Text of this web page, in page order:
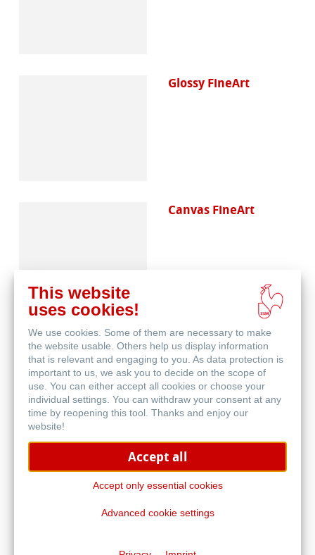
Glossy FineArt
Canvas FineArt
Schutz & Archivierung
Natural Line
This website
uses cookies!
We use cookies. Some of them are necessary to make
the website usable. Others help us display information
that is relevant and engaging to you. As data protection is
important to us, we ask you to decide on the scope of
use. You can either accept all cookies or choose your
individual settings. You can withdraw your consent at any
time by reopening this tool. Thanks and enjoy our
website!
Accept all
Accept only essential cookies
Advanced cookie settings